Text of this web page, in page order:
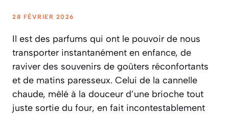
28 FÉVRIER 2026
Il est des parfums qui ont le pouvoir de nous
transporter instantanément en enfance, de
raviver des souvenirs de goûters réconfortants
et de matins paresseux. Celui de la cannelle
chaude, mêlé à la douceur d’une brioche tout
juste sortie du four, en fait incontestablement